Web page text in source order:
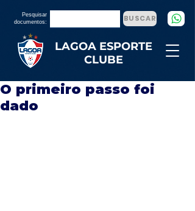
LAGOA ESPORTE
CLUBE
Pesquisar
documentos:
BUSCAR
O primeiro passo foi
dado